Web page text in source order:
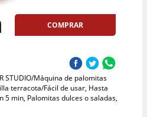
COMPRAR
STUDIO/Máquina de palomitas
terracota/Fácil de usar, Hasta
5 min, Palomitas dulces o saladas,